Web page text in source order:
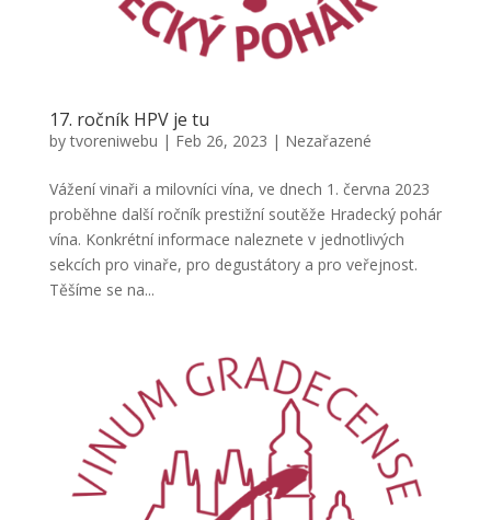
17. ročník HPV je tu
bytvoreniwebu | Feb 26, 2023 | Nezařazené
Vážení vinaři a milovníci vína, ve dnech 1. června 2023
proběhne další ročník prestižní soutěže Hradecký pohár
vína. Konkrétní informace naleznete v jednotlivých
sekcích pro vinaře, pro degustátory a pro veřejnost.
Těšíme se na...